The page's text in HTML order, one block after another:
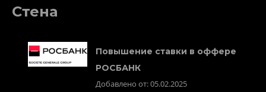
Стена
Повышение ставки в оффере
РОСБАНК
Добавлено от: 05.02.2025